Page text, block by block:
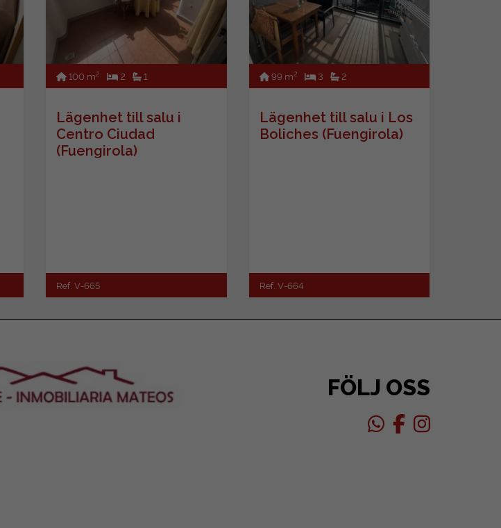
100 m2 2 1
Lägenhet till salu i
Centro Ciudad
(Fuengirola)
Ref. V-665
99 m2 3 2
Lägenhet till salu i Los
Boliches (Fuengirola)
Ref. V-664
FÖLJ OSS